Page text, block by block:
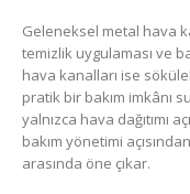
Geleneksel metal hava
temizlik uygulaması ve
hava kanalları ise
pratik bir bakım imkânı
yalnızca hava dağıtımı
bakım yönetimi
arasında öne çıkar.